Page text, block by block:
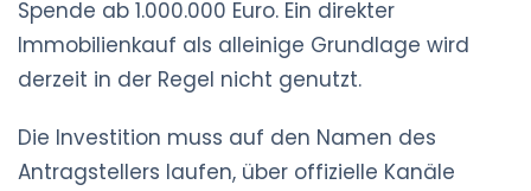
Spende ab 1.000.000 Euro. Ein direkter
Immobilienkauf als alleinige Grundlage wird
derzeit in der Regel nicht genutzt.
Die Investition muss auf den Namen des
Antragstellers laufen, über offizielle Kanäle